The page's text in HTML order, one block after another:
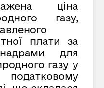
ціна
газу,
плати за
для
газу у